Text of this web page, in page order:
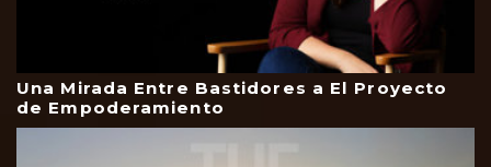
Una Mirada Entre Bastidores a El Proyecto
de Empoderamiento